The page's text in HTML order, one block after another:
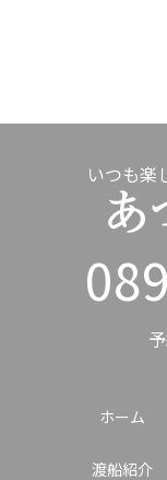
いつも楽
ホーム
渡船紹介